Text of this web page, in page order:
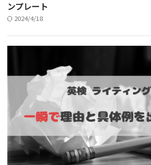
ンプレート
2024/4/18